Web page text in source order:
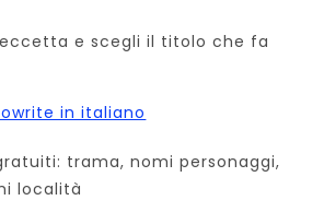
e scegli il titolo che fa
in italiano
trama, nomi personaggi,
località